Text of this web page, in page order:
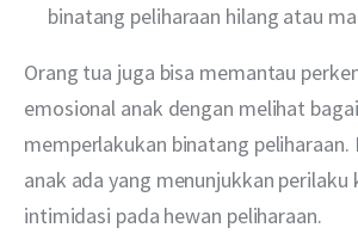
binatang peliharaan hilang atau
Orang tua juga bisa memantau
emosional anak dengan melihat
memperlakukan binatang peliharaan.
anak ada yang menunjukkan perilaku
intimidasi pada hewan peliharaan.